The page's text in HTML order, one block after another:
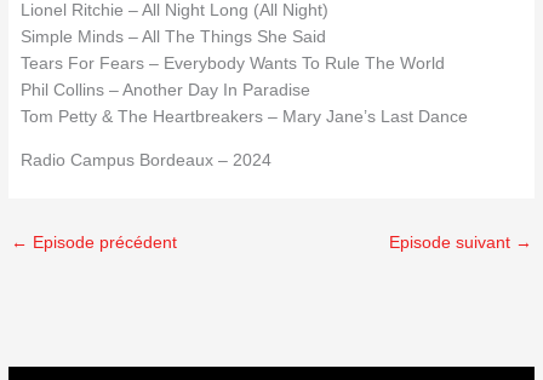
Lionel Ritchie – All Night Long (All Night)
Simple Minds – All The Things She Said
Tears For Fears – Everybody Wants To Rule The World
Phil Collins – Another Day In Paradise
Tom Petty & The Heartbreakers – Mary Jane’s Last Dance
Radio Campus Bordeaux – 2024
← Episode précédent Episode suivant →